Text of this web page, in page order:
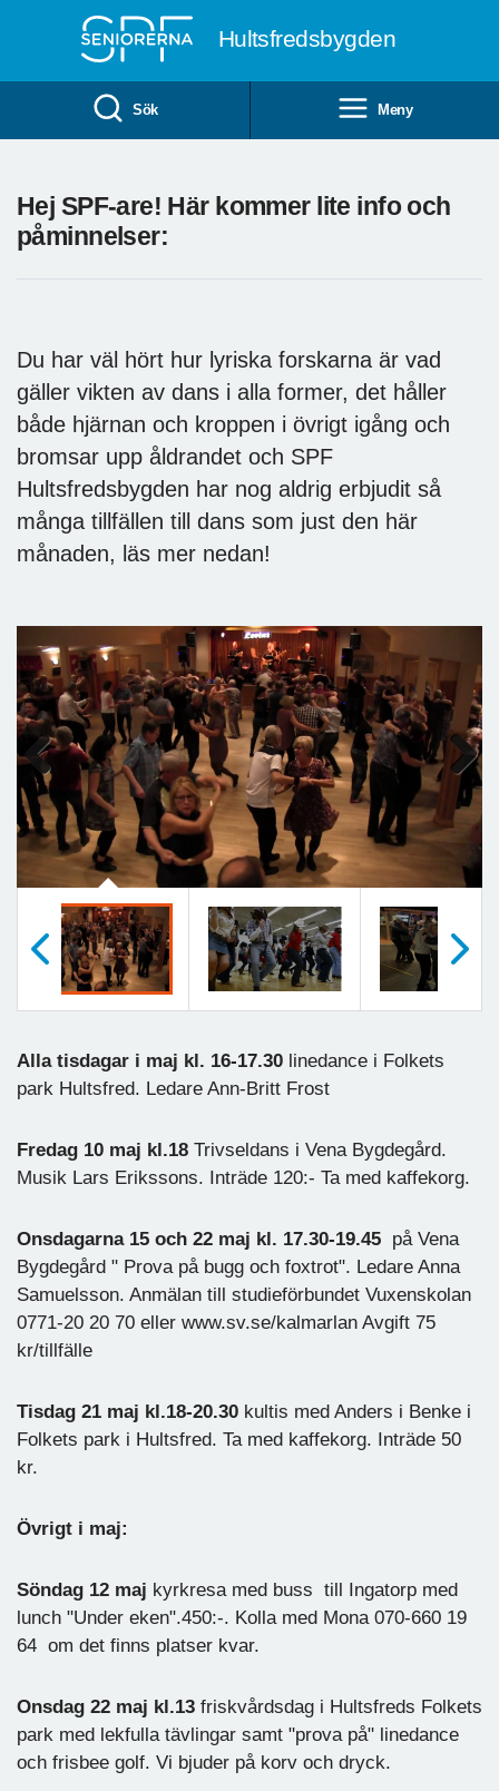
Hultsfredsbygden
Sök Meny
Hej SPF-are! Här kommer lite info och
påminnelser:
Du har väl hört hur lyriska forskarna är vad
gäller vikten av dans i alla former, det håller
både hjärnan och kroppen i övrigt igång och
bromsar upp åldrandet och SPF
Hultsfredsbygden har nog aldrig erbjudit så
många tillfällen till dans som just den här
månaden, läs mer nedan!
Previous Next
Alla tisdagar i maj kl. 16-17.30 linedance i Folkets
park Hultsfred. Ledare Ann-Britt Frost
Fredag 10 maj kl.18 Trivseldans i Vena Bygdegård.
Musik Lars Erikssons. Inträde 120:- Ta med kaffekorg.
Onsdagarna 15 och 22 maj kl. 17.30-19.45 på Vena
Bygdegård " Prova på bugg och foxtrot". Ledare Anna
Samuelsson. Anmälan till studieförbundet Vuxenskolan
0771-20 20 70 eller www.sv.se/kalmarlan Avgift 75
kr/tillfälle
Tisdag 21 maj kl.18-20.30 kultis med Anders i Benke i
Folkets park i Hultsfred. Ta med kaffekorg. Inträde 50
kr.
Övrigt i maj:
Söndag 12 maj kyrkresa med buss till Ingatorp med
lunch "Under eken".450:-. Kolla med Mona 070-660 19
64 om det finns platser kvar.
Onsdag 22 maj kl.13 friskvårdsdag i Hultsfreds Folkets
park med lekfulla tävlingar samt "prova på" linedance
och frisbee golf. Vi bjuder på korv och dryck.